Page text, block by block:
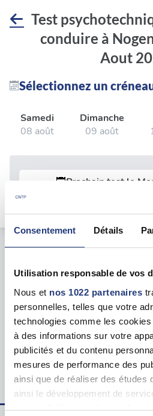
Consentement Détails
Utilisation responsable de vos
Nous et nos 1022 partenaires
personnelles, telles que votre
technologies comme les
à des informations sur votre
publicités et du contenu
mesures de performance des
ainsi que de réaliser des études
ainsi le développement de
quant à l'utilisation de vos
Test
conduire à
Aout
Tarif
127.00 €
Lieu du test
28 Rue Tillet, 60180
Sélectionnez un
Samedi
08 août
Dimanche
09 août
Prochain test le